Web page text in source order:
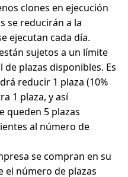
clones en ejecución
se reducirán a la
ejecutan cada día.
sujetos a un límite
plazas disponibles. Es
reducir 1 plaza (10%
1 plaza, y así
queden 5 plazas
al número de
se compran en su
el número de plazas